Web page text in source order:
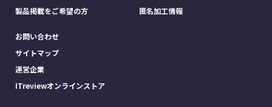
製品掲載をご希望の方
匿名加工情報
お問い合わせ
サイトマップ
運営企業
ITreviewオンラインストア